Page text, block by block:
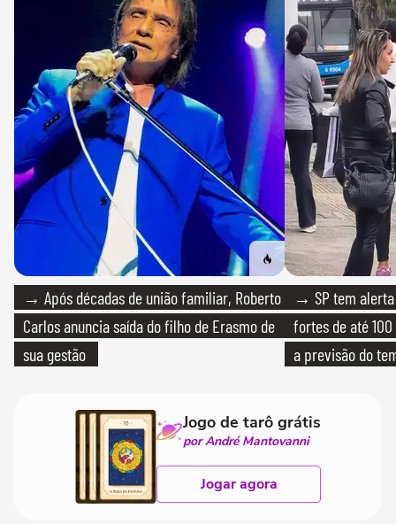
→ Após décadas de união familiar, Roberto
Carlos anuncia saída do filho de Erasmo de
sua gestão
→ SP tem
fortes de até
a previsão do
Jogo de tarô grátis
por André Mantovanni
Jogar agora